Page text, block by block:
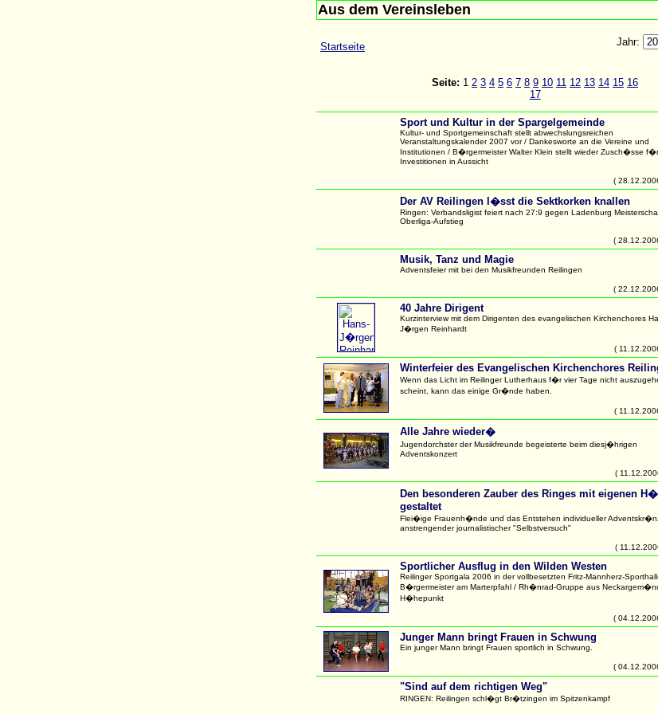
Aus dem Vereinsleben
Startseite Jahr:
Seite: 1 2 3 4 5 6 7 8 9 10 11 12 13 14 15 16
17
Sport und Kultur in der Spargelgemeinde
Kultur- und Sportgemeinschaft stellt abwechslungsreichen
Veranstaltungskalender 2007 vor / Dankesworte an die Vereine und
Institutionen / B�rgermeister Walter Klein stellt wieder Zusch�sse f�r
Investitionen in Aussicht
(
Der AV Reilingen l�sst die Sektkorken knallen
Ringen: Verbandsligist feiert nach 27:9 gegen Ladenburg
Oberliga-Aufstieg
(
Musik, Tanz und Magie
Adventsfeier mit bei den Musikfreunden Reilingen
(
40 Jahre Dirigent
Kurzinterview mit dem Dirigenten des evangelischen Kirchenchores
J�rgen Reinhardt
(
Winterfeier des Evangelischen Kirchenchores
Wenn das Licht im Reilinger Lutherhaus f�r vier Tage nicht
scheint, kann das einige Gr�nde haben.
(
Alle Jahre wieder�
Jugendorchster der Musikfreunde begeisterte beim diesj�hrigen
Adventskonzert
(
Den besonderen Zauber des Ringes mit eigenen
gestaltet
Flei�ige Frauenh�nde und das Entstehen individueller
anstrengender journalistischer "Selbstversuch"
(
Sportlicher Ausflug in den Wilden Westen
Reilinger Sportgala 2006 in der vollbesetzten Fritz-Mannherz-
B�rgermeister am Marterpfahl / Rh�nrad-Gruppe aus
H�hepunkt
(
Junger Mann bringt Frauen in Schwung
Ein junger Mann bringt Frauen sportlich in Schwung.
(
"Sind auf dem richtigen Weg"
RINGEN: Reilingen schl�gt Br�tzingen im Spitzenkampf